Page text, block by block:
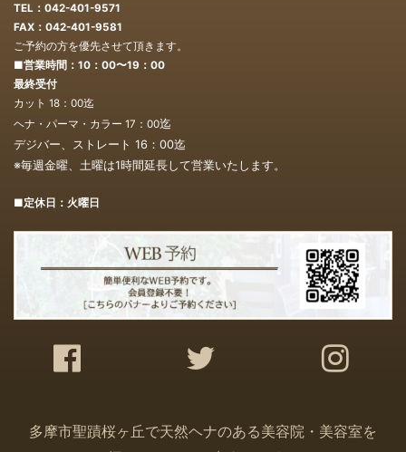
TEL：042-401-9571
FAX：042-401-9581
ご予約の方を優先させて頂きます。
■営業時間：10：00〜19：00
最終受付
カット 18：00迄
ヘナ・パーマ・カラー 17：00迄
デジバー、ストレート 16：00迄
※毎週金曜、土曜は1時間延長して営業いたします。
■定休日：火曜日
多摩市聖蹟桜ヶ丘で天然ヘナのある美容院・美容室を